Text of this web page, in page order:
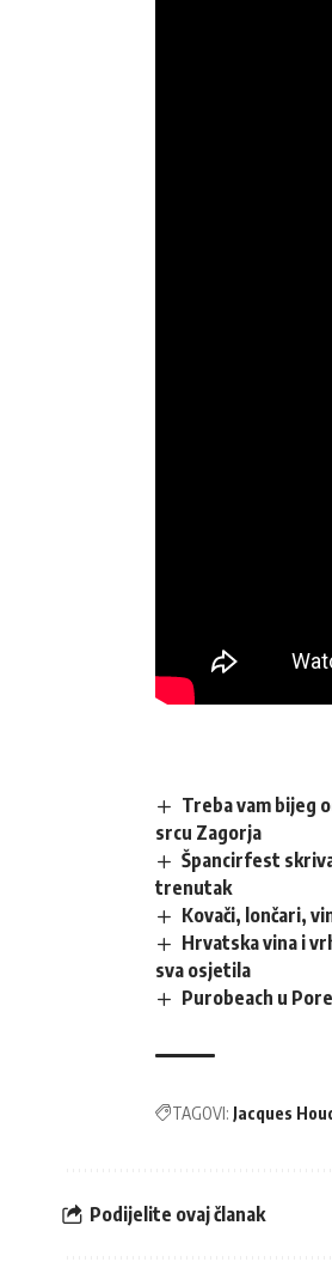
Treba vam bijeg
srcu Zagorja
Špancirfest
trenutak
Kovači, lončari,
Hrvatska vina i
sva osjetila
Purobeach u
TAGOVI: Jacques
Podijelite ovaj članak